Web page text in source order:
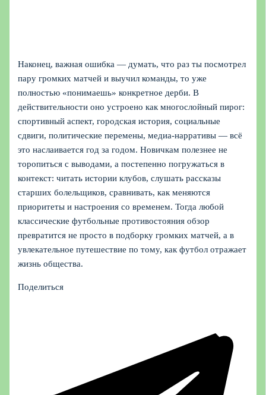
Наконец, важная ошибка — думать, что раз ты посмотрел
пару громких матчей и выучил команды, то уже
полностью «понимаешь» конкретное дерби. В
действительности оно устроено как многослойный пирог:
спортивный аспект, городская история, социальные
сдвиги, политические перемены, медиа-нарративы — всё
это наслаивается год за годом. Новичкам полезнее не
торопиться с выводами, а постепенно погружаться в
контекст: читать истории клубов, слушать рассказы
старших болельщиков, сравнивать, как меняются
приоритеты и настроения со временем. Тогда любой
классические футбольные противостояния обзор
превратится не просто в подборку громких матчей, а в
увлекательное путешествие по тому, как футбол отражает
жизнь общества.
Поделиться